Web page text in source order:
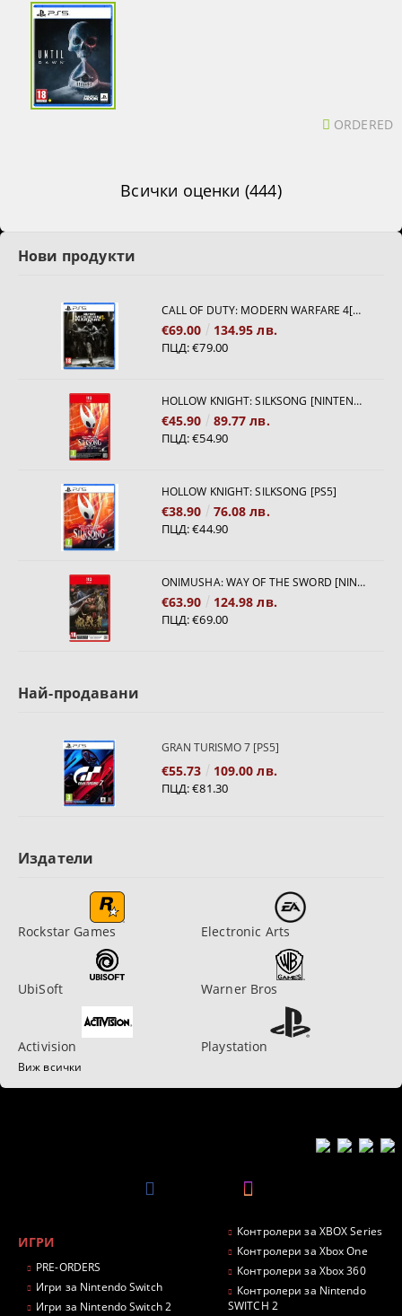
ORDERED
Всички оценки (444)
Нови продукти
CALL OF DUTY: MODERN WARFARE 4[PS5]
€69.00 134.95 лв.
ПЦД:€79.00
HOLLOW KNIGHT: SILKSONG [NINTENDO SWITCH 2]
€45.90 89.77 лв.
ПЦД:€54.90
HOLLOW KNIGHT: SILKSONG [PS5]
€38.90 76.08 лв.
ПЦД:€44.90
ONIMUSHA: WAY OF THE SWORD [NINTENDO SWITCH 2]
€63.90 124.98 лв.
ПЦД:€69.00
Най-продавани
GRAN TURISMO 7 [PS5]
€55.73 109.00 лв.
ПЦД:€81.30
Издатели
Rockstar Games Electronic Arts
UbiSoft Warner Bros
Activision Playstation
Виж всички
ИГРИ
PRE-ORDERS
Игри за Nintendo Switch
Игри за Nintendo Switch 2
Контролери за XBOX Series
Контролери за Xbox One
Контролери за Xbox 360
Контролери за Nintendo
SWITCH 2